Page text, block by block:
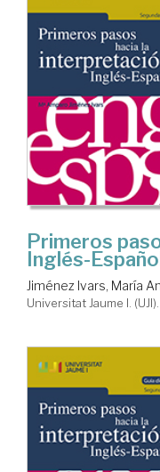
Primeros
Inglés-Español
Jiménez Ivars, María
Universitat Jaume I.